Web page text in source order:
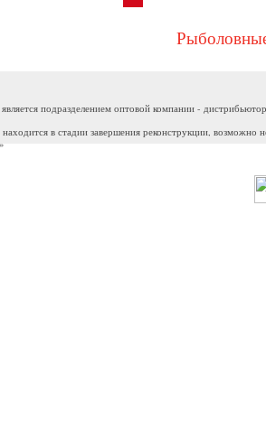
подразделением оптовой компании -
в стадии завершения реконструкции, возможно